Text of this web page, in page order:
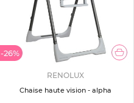
-26%
RENOLUX
Chaise haute vision - alpha